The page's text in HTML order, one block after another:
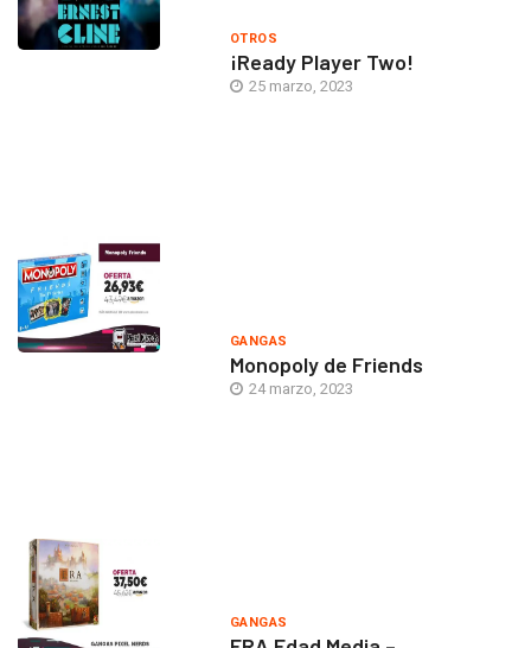
OTROS
¡Ready Player Two!
25 marzo, 2023
GANGAS
Monopoly de Friends
24 marzo, 2023
GANGAS